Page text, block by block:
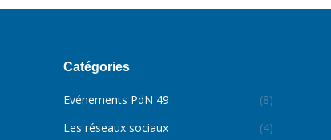
Catégories
Evénements PdN 49
(8)
Les réseaux sociaux
(4)